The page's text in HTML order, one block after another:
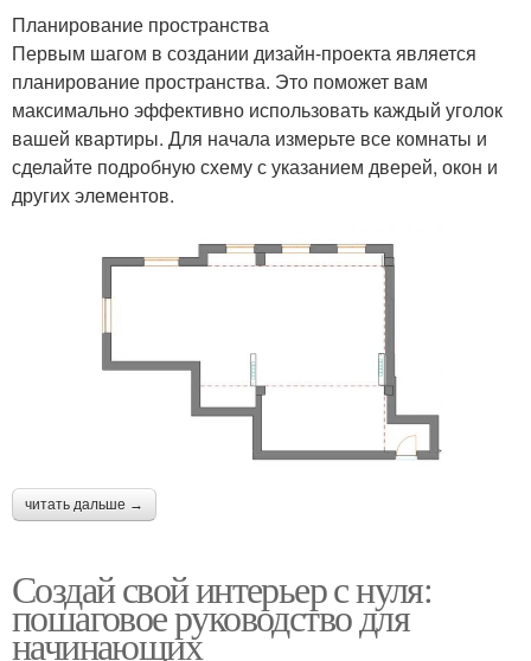
Планирование пространства
Первым шагом в создании дизайн-проекта является
планирование пространства. Это поможет вам
максимально эффективно использовать каждый уголок
вашей квартиры. Для начала измерьте все комнаты и
сделайте подробную схему с указанием дверей, окон и
других элементов.
читать дальше →
Создай свой интерьер с нуля:
пошаговое руководство для
начинающих